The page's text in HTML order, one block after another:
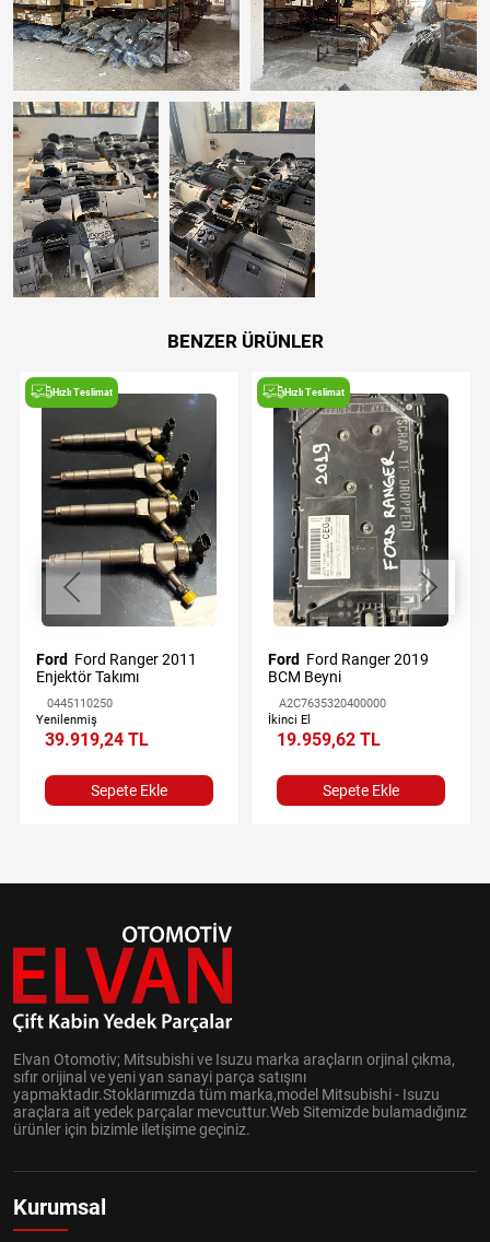
BENZER ÜRÜNLER
Hızlı Teslimat
Ford
Enjektör Takımı
0445110250
Yenilenmiş
39.919,24 TL
Sepete Ekle
Hızlı Teslimat
Ford
BCM Beyni
A2C7635320400000
İkinci El
19.959,62 TL
Sepete Ekle
Elvan Otomotiv; Mitsubishi ve Isuzu marka araçların orjinal çıkma,
sıfır orijinal ve yeni yan sanayi parça satışını
yapmaktadır.Stoklarımızda tüm marka,model Mitsubishi - Isuzu
araçlara ait yedek parçalar mevcuttur.Web Sitemizde bulamadığınız
ürünler için bizimle iletişime geçiniz.
Kurumsal